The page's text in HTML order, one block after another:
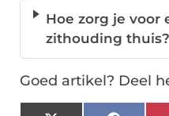
Hoe zorg je voor
zithouding thuis?
Goed artikel? Deel